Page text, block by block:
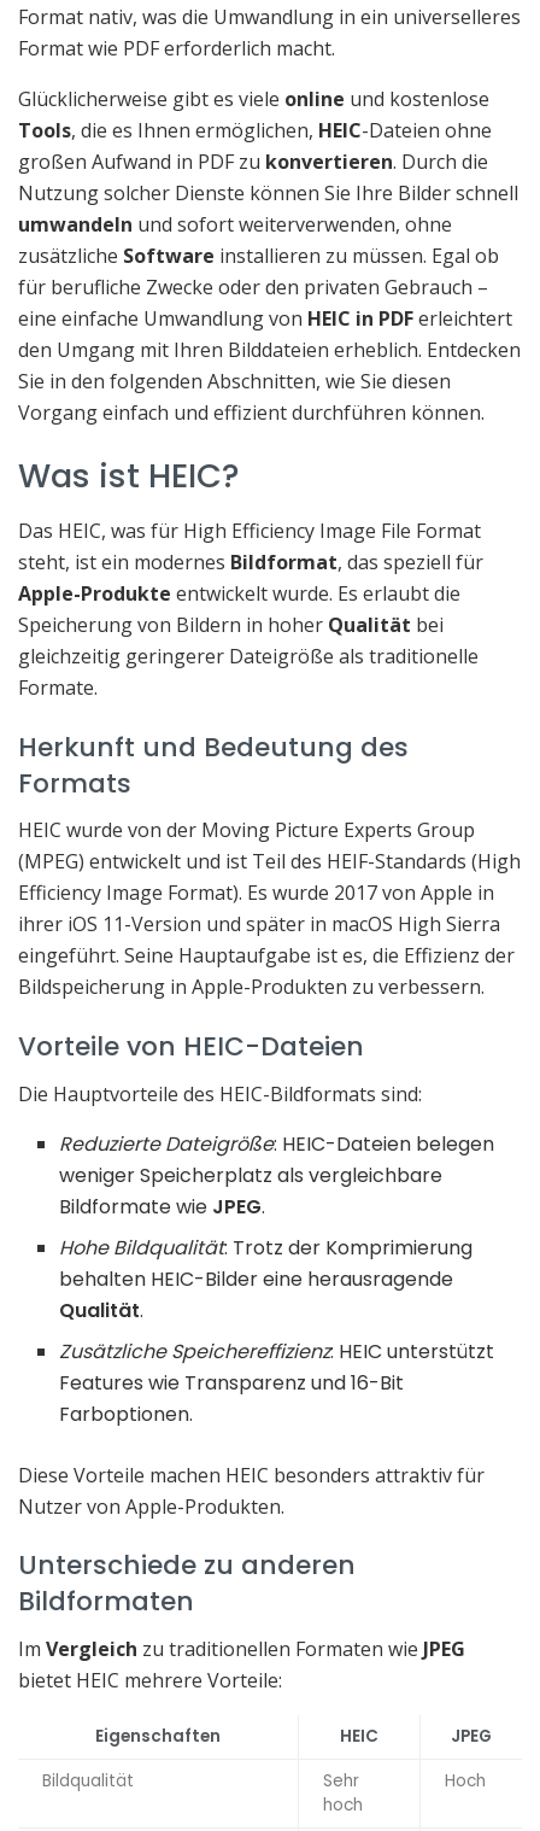
Format nativ, was die Umwandlung in ein universelleres
Format wie PDF erforderlich macht.
Glücklicherweise gibt es viele online und kostenlose
Tools, die es Ihnen ermöglichen, HEIC-Dateien ohne
großen Aufwand in PDF zu konvertieren. Durch die
Nutzung solcher Dienste können Sie Ihre Bilder schnell
umwandeln und sofort weiterverwenden, ohne
zusätzliche Software installieren zu müssen. Egal ob
für berufliche Zwecke oder den privaten Gebrauch –
eine einfache Umwandlung von HEIC in PDFerleichtert
den Umgang mit Ihren Bilddateien erheblich. Entdecken
Sie in den folgenden Abschnitten, wie Sie diesen
Vorgang einfach und effizient durchführen können.
Was ist HEIC?
Das HEIC, was für High Efficiency Image File Format
steht, ist ein modernes Bildformat, das speziell für
Apple-Produkte entwickelt wurde. Es erlaubt die
Speicherung von Bildern in hoher Qualität bei
gleichzeitig geringerer Dateigröße als traditionelle
Formate.
Herkunft und Bedeutung des
Formats
HEIC wurde von der Moving Picture Experts Group
(MPEG) entwickelt und ist Teil des HEIF-Standards (High
Efficiency Image Format). Es wurde 2017 von Apple in
ihrer iOS 11-Version und später in macOS High Sierra
eingeführt. Seine Hauptaufgabe ist es, die Effizienz der
Bildspeicherung in Apple-Produkten zu verbessern.
Vorteile von HEIC-Dateien
Die Hauptvorteile des HEIC-Bildformats sind:
Reduzierte Dateigröße: HEIC-Dateien belegen
weniger Speicherplatz als vergleichbare
Bildformate wie JPEG.
Hohe Bildqualität: Trotz der Komprimierung
behalten HEIC-Bilder eine herausragende
Qualität.
Zusätzliche Speichereffizienz: HEIC unterstützt
Features wie Transparenz und 16-Bit
Farboptionen.
Diese Vorteile machen HEIC besonders attraktiv für
Nutzer von Apple-Produkten.
Unterschiede zu anderen
Bildformaten
Im Vergleich zu traditionellen Formaten wie JPEG
bietet HEIC mehrere Vorteile:
Eigenschaften HEIC
JPEG
Bildqualität
Sehr
hoch
Hoch